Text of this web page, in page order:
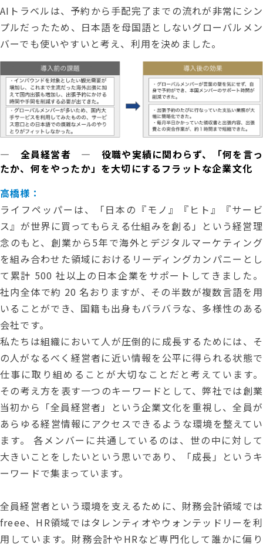
AIトラベルは、予約から手配完了までの流れが非常にシン
プルだったため、日本語を母国語としないグローバルメン
バーでも使いやすいと考え、利用を決めました。
― 全員経営者 ― 役職や実績に関わらず、「何を言っ
たか、何をやったか」を大切にするフラットな企業文化
高橋様：
ライフペッパーは、「日本の『モノ』『ヒト』『サービ
ス』が世界に買ってもらえる仕組みを創る」という経営理
念のもと、創業から5年で海外とデジタルマーケティング
を組み合わせた領域におけるリーディングカンパニーとし
て累計 500 社以上の日本企業をサポートしてきました。
社内全体で約 20 名おりますが、その半数が複数言語を用
いることができ、国籍も出身もバラバラな、多様性のある
会社です。
私たちは組織において人が圧倒的に成長するためには、そ
の人がなるべく経営者に近い情報を公平に得られる状態で
仕事に取り組めることが大切なことだと考えています。
その考え方を表す一つのキーワードとして、弊社では創業
当初から「全員経営者」という企業文化を重視し、全員が
あらゆる経営情報にアクセスできるような環境を整えてい
ます。 各メンバーに共通しているのは、世の中に対して
大きいことをしたいという思いであり、「成長」というキ
ーワードで集まっています。
全員経営者という環境を支えるために、財務会計領域では
freee、HR領域ではタレンティオやウォンテッドリーを利
用しています。財務会計やHRなど専門化して誰かに偏り